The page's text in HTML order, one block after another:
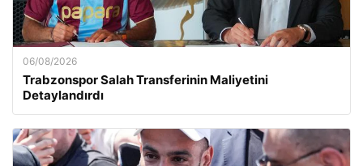
06/08/2026
Trabzonspor Salah Transferinin Maliyetini
Detaylandırdı